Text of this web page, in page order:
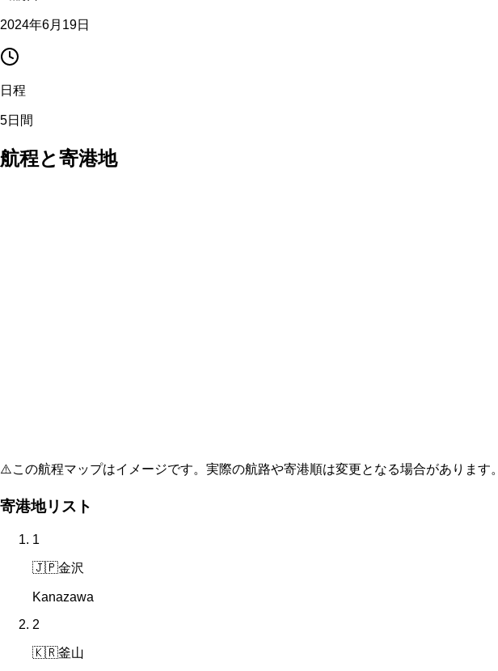
2024年6月19日
日程
5日間
航程と寄港地
⚠️この航程マップはイメージです。実際の航路や寄港順は変更となる場合があります。
寄港地リスト
1
🇯🇵金沢
Kanazawa
2
🇰🇷釜山